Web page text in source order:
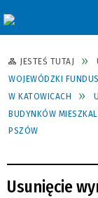
JESTEŚ TUTAJ
WOJEWÓDZKI
W KATOWICACH
BUDYNKÓW
PSZÓW
Usunięcie